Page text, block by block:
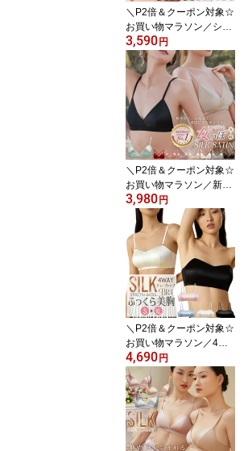
＼P2倍＆クーポン対象☆
お買い物マラソン／シル
ク100% ブラジャー ノン
ワイヤー 3Dカップ Tシ
ャツブラ 美胸 立体カッ
プ マシュマロカップ シ
ームレス モールド シン
プル 下垂防止 サイドボ
ーン 10カラー 70A/70B/
70C/75A/75B/75C/80A/8
0B/80C/85B ctbra p15 m
ain
3,590円
＼P2倍＆クーポン対象☆
お買い物マラソン／新色
追加 シルクサテン ブラ
レット ストレッチ ノン
ワイヤー 三角ブラ 2WAY
バック カシュクール レ
ディース インナー 軽い
締めつけない ナチュラル
シルクブラ 8カラー S/M/
L/XL 送料無料 ctbra main
3,980円
＼P2倍＆クーポン対象☆
お買い物マラソン／4WA
Y チューブトップブラ シ
ルク100％ ストレッチサ
テン 紐なし ノンワイヤ
ー ブラジャー ワイヤレ
ス ストラップレス プッ
シュアップパッド ミスト
ブルー/ホワイト/ピンク/
4,690円